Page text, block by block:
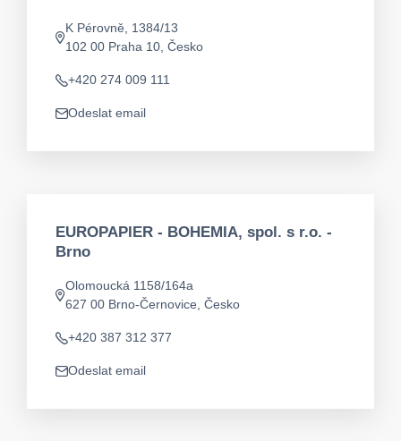
Adresa
K Pérovně, 1384/13
102 00 Praha 10, Česko
Telefon
+420 274 009 111
app.mail
Odeslat email
EUROPAPIER - BOHEMIA, spol. s r.o. -
Brno
Adresa
Olomoucká 1158/164a
627 00 Brno-Černovice, Česko
Telefon
+420 387 312 377
app.mail
Odeslat email